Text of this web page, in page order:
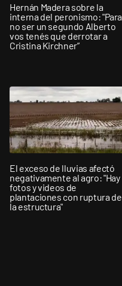
Hernán Madera sobre la
interna del peronismo: "Para
no ser un segundo Alberto
vos tenés que derrotar a
Cristina Kirchner”
El exceso de lluvias afectó
negativamente al agro: "Hay
fotos y videos de
plantaciones con ruptura de
la estructura"